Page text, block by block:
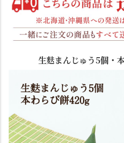
生麩まんじゅう5個・